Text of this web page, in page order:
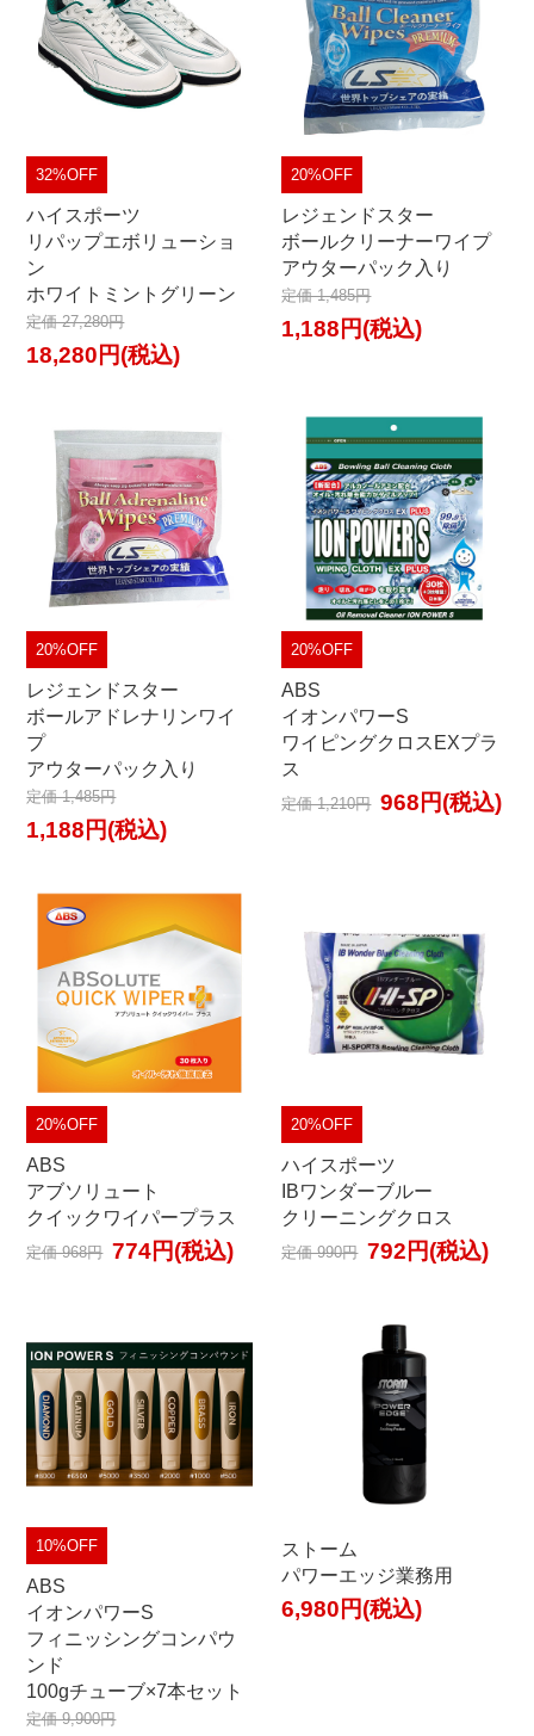
32%OFF
ハイスポーツ
リパップエボリューショ
ン
ホワイトミントグリーン
定価 27,280円
18,280円(税込)
20%OFF
レジェンドスター
ボールクリーナーワイプ
アウターパック入り
定価 1,485円
1,188円(税込)
20%OFF
レジェンドスター
ボールアドレナリンワイ
プ
アウターパック入り
定価 1,485円
1,188円(税込)
20%OFF
ABS
イオンパワーS
ワイピングクロスEXプラ
ス
定価 1,210円 968円(税込)
20%OFF
ABS
アブソリュート
クイックワイパープラス
定価 968円 774円(税込)
20%OFF
ハイスポーツ
IBワンダーブルー
クリーニングクロス
定価 990円 792円(税込)
10%OFF
ABS
イオンパワーS
フィニッシングコンパウ
ンド
100gチューブ×7本セット
定価 9,900円
ストーム
パワーエッジ業務用
6,980円(税込)